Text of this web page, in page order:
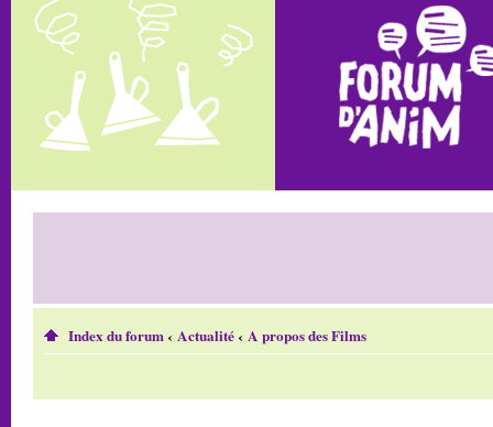
Index du forum‹ Actualité‹ A propos des Films